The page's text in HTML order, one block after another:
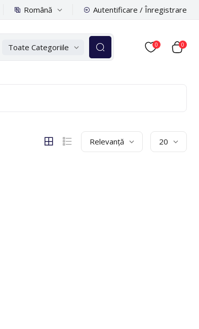
Română Autentificare / Înregistrare
Toate Categoriile 0 0
Relevanță 20